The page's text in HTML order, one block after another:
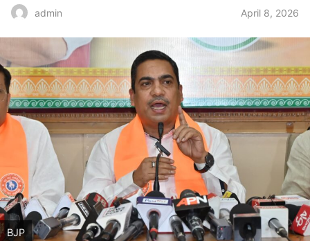
admin April 8, 2026
BJP